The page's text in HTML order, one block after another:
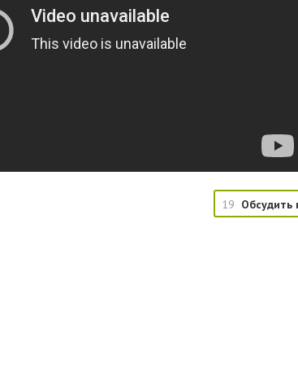
19 Обсудить